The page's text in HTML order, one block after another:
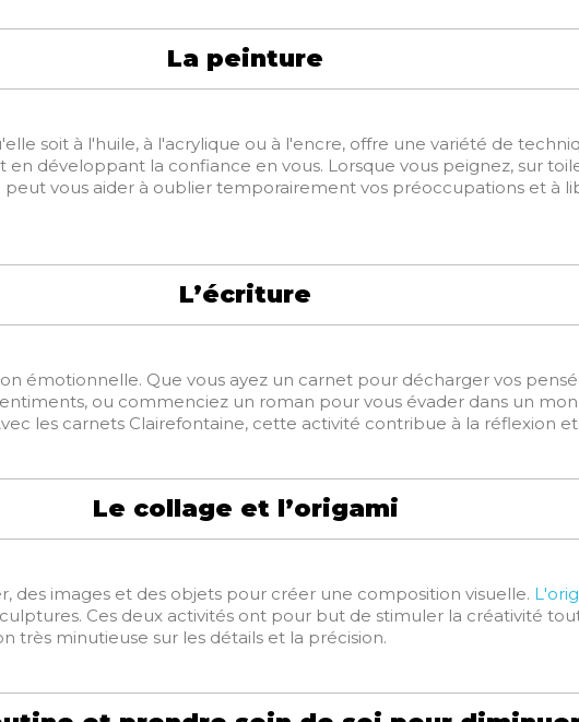
La peinture
soit à l'huile, à l'acrylique ou à l'encre, offre une variété de
développant la confiance en vous. Lorsque vous peignez, sur
peut vous aider à oublier temporairement vos préoccupations et à
L’écriture
émotionnelle. Que vous ayez un carnet pour décharger vos
ou commenciez un roman pour vous évader dans un
les carnets Clairefontaine, cette activité contribue à la réflexion
Le collage et l’origami
des images et des objets pour créer une composition visuelle.
Ces deux activités ont pour but de stimuler la créativité
très minutieuse sur les détails et la précision.